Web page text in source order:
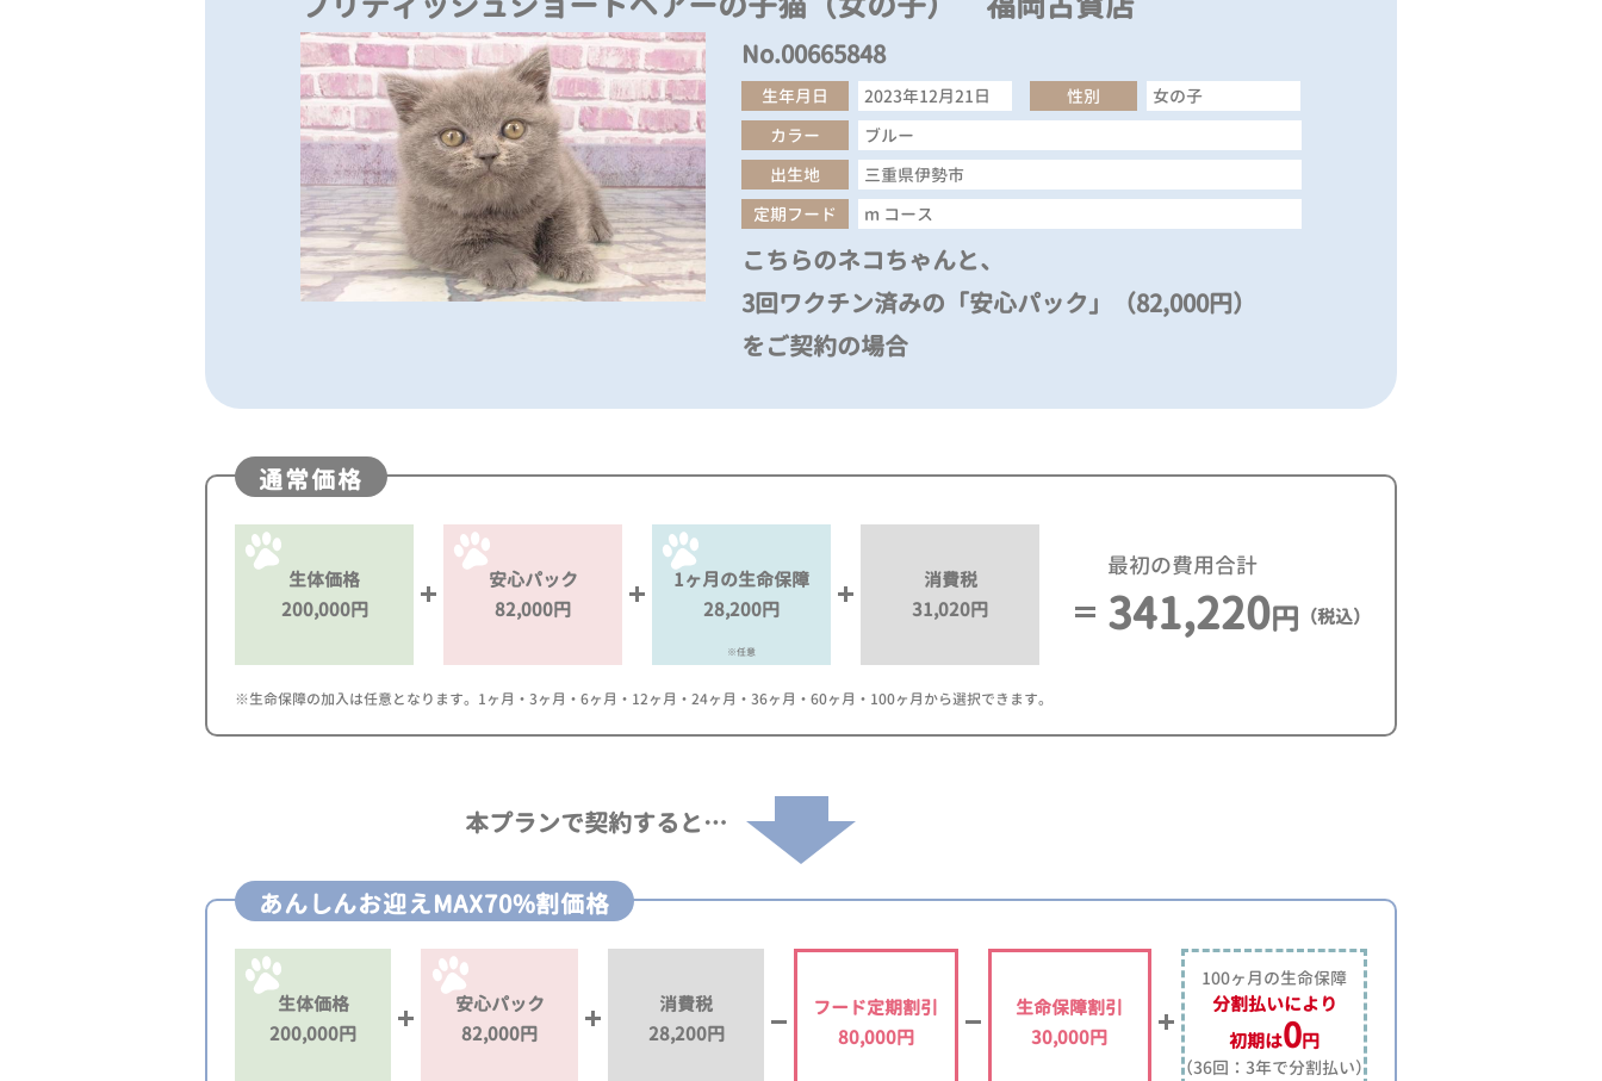
No.00665848
生年月日 2023年12月21日 性別
女の子
カラー
ブルー
出生地
三重県伊勢市
定期フード
m コース
こちらのネコちゃんと、
3回ワクチン済みの「安心パック」（82,000円）
をご契約の場合
通常価格
生体価格
200,000円
安心パック
82,000円
1ヶ月の生命保障
28,200円
※任意
消費税
31,020円
最初の費用合計
341,220円 （税込）
※生命保障の加入は任意となります。1ヶ月・3ヶ月・6ヶ月・12ヶ月・24ヶ月・36ヶ月・60ヶ月・100ヶ月から選択できます。
本プランで契約すると…
あんしんお迎えMAX70%割価格
生体価格
200,000円
安心パック
82,000円
消費税
28,200円
フード定期割引
80,000円
生命保障割引
30,000円
100ヶ月の生命保障
分割払いにより
初期は0円
（36回：3年で分割払い）